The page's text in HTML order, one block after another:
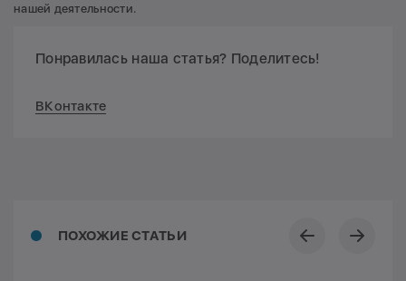
нашей деятельности.
Понравилась наша статья? Поделитесь!
ВКонтакте
ПОХОЖИЕ СТАТЬИ